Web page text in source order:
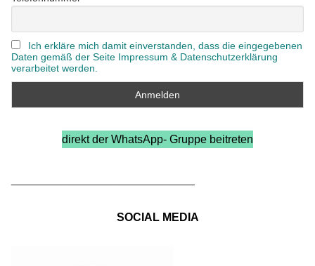
Ich erkläre mich damit einverstanden, dass die eingegebenen
Daten gemäß der Seite Impressum & Datenschutzerklärung
verarbeitet werden.
direkt der WhatsApp- Gruppe beitreten
SOCIAL MEDIA